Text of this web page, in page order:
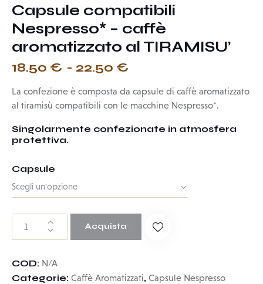
Capsule compatibili
Nespresso* – caffè
aromatizzato al TIRAMISU’
18.50 € - 22.50 €
La confezione è composta da capsule di caffè aromatizzato
al tiramisù compatibili con le macchine Nespresso*.
Singolarmente confezionate in atmosfera
protettiva.
Capsule
Acquista
COD: N/A
Categorie: Caffè Aromatizzati, Capsule Nespresso